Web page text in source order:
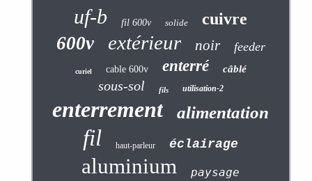
uf-b fil 600v solide cuivre
600v extérieur noir feeder
curiel cable 600v enterré câblé
sous-sol fils utilisation-2
enterrement alimentation
fil haut-parleur éclairage
aluminium paysage